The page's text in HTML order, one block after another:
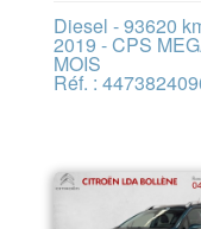
Diesel - 93620
2019 - CPS
MOIS
Réf. :